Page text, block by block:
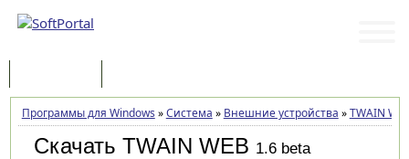
Программы для Windows »Система » Внешние устройства »TWAIN
Скачать TWAIN WEB 1.6 beta